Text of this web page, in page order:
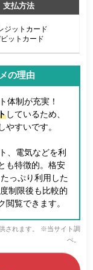
支払方法
ジットカード
ットカード
の理由
体制が充実！
しているため、
やすいです。
、電気などを利
も特徴的。格安
っぷり利用した
制限後も比較的
覧できます。
されます。 ※当サイト調
べ。